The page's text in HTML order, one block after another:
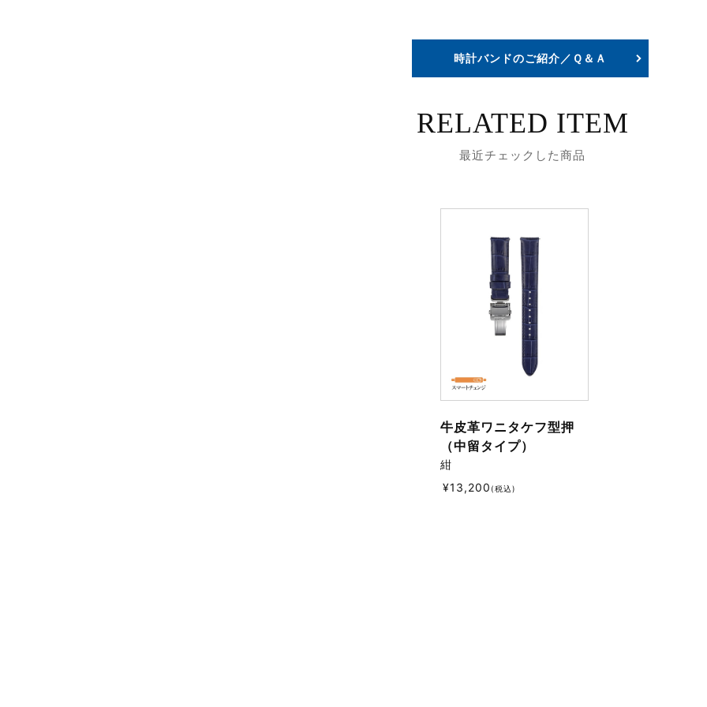
時計バンドのご紹介／Ｑ＆Ａ
RELATED ITEM
最近チェックした商品
牛皮革ワニタケフ型押
（中留タイプ）
紺
¥13,200